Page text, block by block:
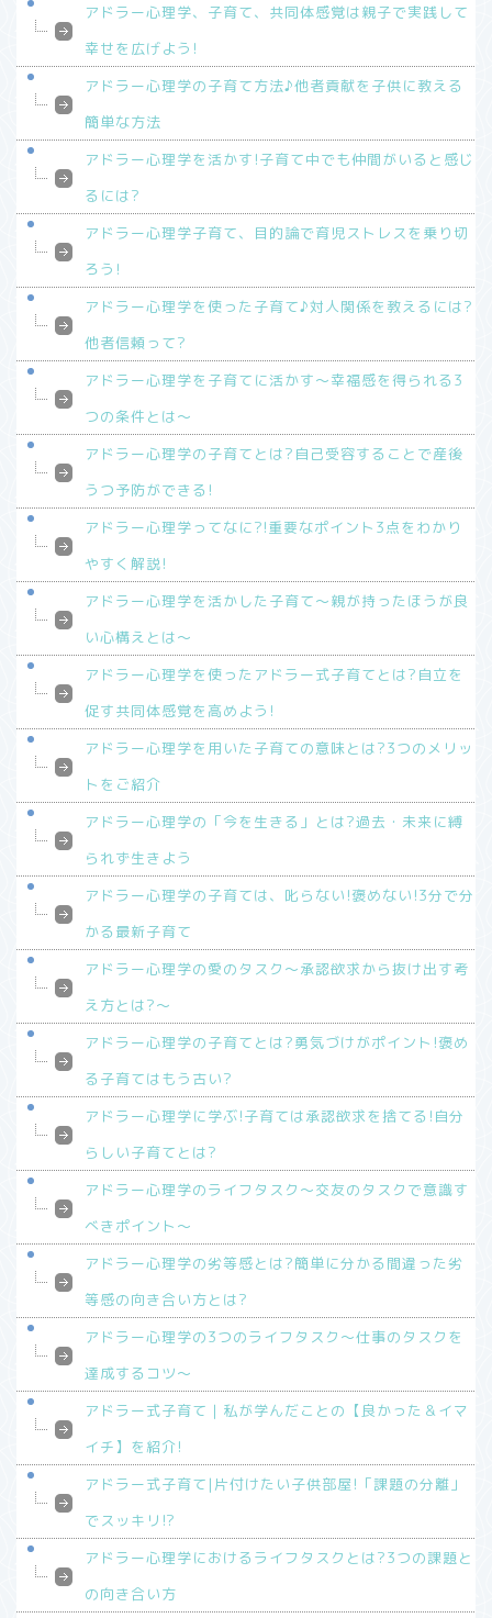
アドラー心理学、子育て、共同体感覚は親子で実践して
幸せを広げよう!
アドラー心理学の子育て方法♪他者貢献を子供に教える
簡単な方法
アドラー心理学を活かす!子育て中でも仲間がいると感じ
るには?
アドラー心理学子育て、目的論で育児ストレスを乗り切
ろう!
アドラー心理学を使った子育て♪対人関係を教えるには?
他者信頼って?
アドラー心理学を子育てに活かす～幸福感を得られる3
つの条件とは～
アドラー心理学の子育てとは?自己受容することで産後
うつ予防ができる!
アドラー心理学ってなに?!重要なポイント3点をわかり
やすく解説!
アドラー心理学を活かした子育て～親が持ったほうが良
い心構えとは～
アドラー心理学を使ったアドラー式子育てとは?自立を
促す共同体感覚を高めよう!
アドラー心理学を用いた子育ての意味とは?3つのメリッ
トをご紹介
アドラー心理学の「今を生きる」とは?過去・未来に縛
られず生きよう
アドラー心理学の子育ては、叱らない!褒めない!3分で分
かる最新子育て
アドラー心理学の愛のタスク～承認欲求から抜け出す考
え方とは?～
アドラー心理学の子育てとは?勇気づけがポイント!褒め
る子育てはもう古い?
アドラー心理学に学ぶ!子育ては承認欲求を捨てる!自分
らしい子育てとは?
アドラー心理学のライフタスク～交友のタスクで意識す
べきポイント～
アドラー心理学の劣等感とは?簡単に分かる間違った劣
等感の向き合い方とは?
アドラー心理学の3つのライフタスク～仕事のタスクを
達成するコツ～
アドラー式子育て｜私が学んだことの【良かった＆イマ
イチ】を紹介!
アドラー式子育て|片付けたい子供部屋!「課題の分離」
でスッキリ!?
アドラー心理学におけるライフタスクとは?3つの課題と
の向き合い方